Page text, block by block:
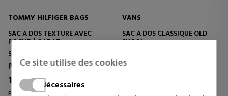
Ce site utilise des cookies
Nécessaires
TOMMY HILFIGER BAGS
SAC À DOS TEXTURÉ AVEC
POCHE À RABAT
Sacs à dos et sacs banane
pour hommes
127,42 € 25% Réduction
Prix d'origine 169,90 €
VANS
SAC À DOS CLASSIQUE OLD
SKOOL
pour hommes
Prix d'origine 45,90 €